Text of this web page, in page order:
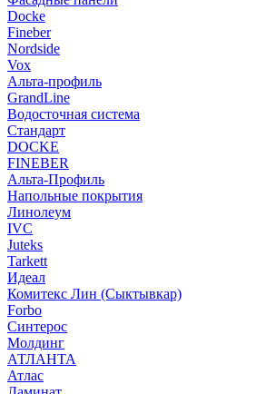
Docke
Fineber
Nordside
Vox
Альта-профиль
GrandLine
Водосточная система
Стандарт
DOCKE
FINEBER
Альта-Профиль
Напольные покрытия
Линолеум
IVC
Juteks
Tarkett
Идеал
Комитекс Лин (Сыктывкар)
Forbo
Синтерос
Молдинг
АТЛАНТА
Атлас